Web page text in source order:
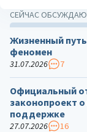
СЕЙЧАС
Жизненный
феномен
31.07.2026 7
Официальный
законопроект
поддержке
27.07.2026 16